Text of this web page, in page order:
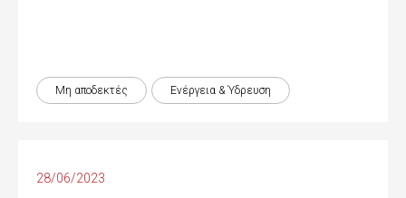
Μη αποδεκτές Ενέργεια & Ύδρευση
28/06/2023